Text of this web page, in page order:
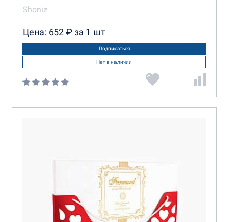
Shoniz
Цена: 652 ₽ за 1 шт
Подписаться
Нет в наличии